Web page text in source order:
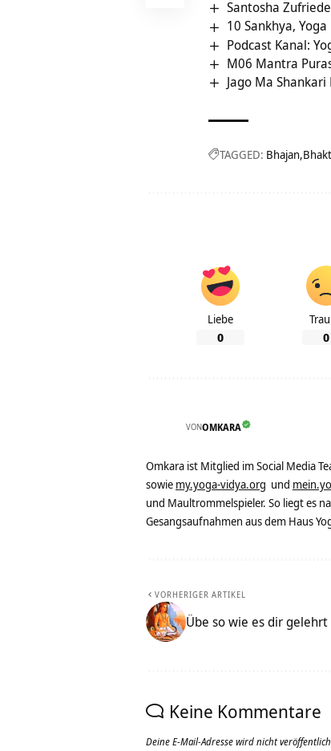
Santosha
10 Sankhya,
Podcast Kanal:
M06 Mantra
Jago Ma
TAGGED: Bhajan
Liebe
0 0
VONOMKARA
Omkara ist Mitglied im Social Media
sowie my.yoga-vidya.org und
und Maultrommelspieler. So liegt es
Gesangsaufnahmen aus dem Haus
VORHERIGER ARTIKEL
Übe so wie es dir gelehrt
Keine Kommentare
Deine E-Mail-Adresse wird nicht